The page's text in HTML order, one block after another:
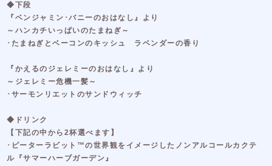
◆下段
『ベンジャミン･バニーのおはなし』より
～ハンカチいっぱいのたまねぎ～
･たまねぎとベーコンのキッシュ ラベンダーの香り
『かえるのジェレミーのおはなし』より
～ジェレミー危機一髪～
･サーモンリエットのサンドウィッチ
◆ドリンク
【下記の中から2杯選べます】
･ピーターラビット™の世界観をイメージしたノンアルコールカクテ
ル『サマーハーブガーデン』